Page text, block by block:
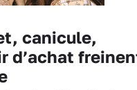
canicule,
d’achat